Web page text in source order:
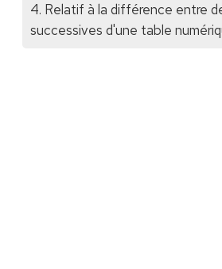
4. Relatif à la différence entre
successives d'une table